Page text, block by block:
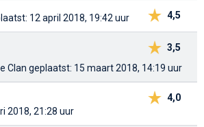
4,5
12 april 2018, 19:42 uur
3,5
Clan geplaatst: 15 maart 2018, 14:19 uur
4,0
2018, 21:28 uur